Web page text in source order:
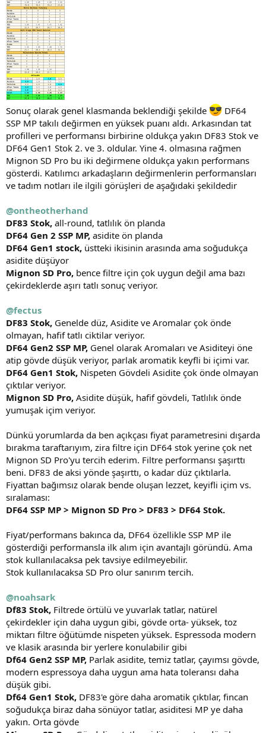
Sonuç olarak genel klasmanda beklendiği şekilde
DF64
SSP MP takılı değirmen en yüksek puanı aldı. Arkasından tat
profilleri ve performansı birbirine oldukça yakın DF83 Stok ve
DF64 Gen1 Stok 2. ve 3. oldular. Yine 4. olmasına rağmen
Mignon SD Pro bu iki değirmene oldukça yakın performans
gösterdi. Katılımcı arkadaşların değirmenlerin performansları
ve tadım notları ile ilgili görüşleri de aşağıdaki şekildedir
@ontheotherhand
DF83 Stok, all-round, tatlılık ön planda
DF64 Gen 2 SSP MP, asidite ön planda
DF64 Gen1 stock, üstteki ikisinin arasında ama soğudukça
asidite düşüyor
Mignon SD Pro, bence filtre için çok uygun değil ama bazı
çekirdeklerde aşırı tatlı sonuç veriyor.
@fectus
DF83 Stok, Genelde düz, Asidite ve Aromalar çok önde
olmayan, hafif tatlı ciktilar veriyor.
DF64 Gen2 SSP MP, Genel olarak Aromaları ve Asiditeyi öne
atip gövde düşük veriyor, parlak aromatik keyfli bi içimi var.
DF64 Gen1 Stok, Nispeten Gövdeli Asidite çok önde olmayan
çıktılar veriyor.
Mignon SD Pro, Asidite düşük, hafif gövdeli, Tatlılık önde
yumuşak içim veriyor.
Dünkü yorumlarda da ben açıkçası fiyat parametresini dışarda
bırakma taraftarıyım, zira filtre için DF64 stok yerine çok net
Mignon SD Pro'yu tercih ederim. Filtre performansı şaşırttı
beni. DF83 de aksi yönde şaşırttı, o kadar düz çıktılarla.
Fiyattan bağımsız olarak bende oluşan lezzet, keyifli içim vs.
sıralaması:
DF64 SSP MP > Mignon SD Pro > DF83 > DF64 Stok.
Fiyat/performans bakınca da, DF64 özellikle SSP MP ile
gösterdiği performansla ilk alım için avantajlı göründü. Ama
stok kullanılacaksa pek tavsiye edilmeyebilir.
Stok kullanılacaksa SD Pro olur sanırım tercih.
@noahsark
Df83 Stok, Filtrede örtülü ve yuvarlak tatlar, natürel
çekirdekler için daha uygun gibi, gövde orta- yüksek, toz
miktarı filtre öğütümde nispeten yüksek. Espressoda modern
ve klasik arasında bir yerlere konulabilir gibi
Df64 Gen2 SSP MP, Parlak asidite, temiz tatlar, çayımsı gövde,
modern espressoya daha uygun ama hata toleransı daha
düşük gibi.
Df64 Gen1 Stok, DF83'e göre daha aromatik çıktılar, fincan
soğudukça biraz daha sönüyor tatlar, asiditesi MP ye daha
yakın. Orta gövde